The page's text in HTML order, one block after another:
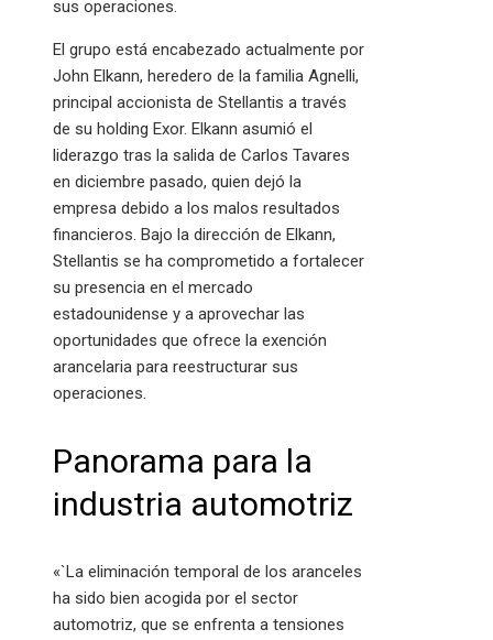
sus operaciones.
El grupo está encabezado actualmente por
John Elkann, heredero de la familia Agnelli,
principal accionista de Stellantis a través
de su holding Exor. Elkann asumió el
liderazgo tras la salida de Carlos Tavares
en diciembre pasado, quien dejó la
empresa debido a los malos resultados
financieros. Bajo la dirección de Elkann,
Stellantis se ha comprometido a fortalecer
su presencia en el mercado
estadounidense y a aprovechar las
oportunidades que ofrece la exención
arancelaria para reestructurar sus
operaciones.
Panorama para la
industria automotriz
«`La eliminación temporal de los aranceles
ha sido bien acogida por el sector
automotriz, que se enfrenta a tensiones